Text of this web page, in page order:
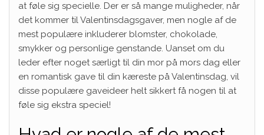
at føle sig specielle. Der er så mange muligheder, når
det kommer til Valentinsdagsgaver, men nogle af de
mest populære inkluderer blomster, chokolade,
smykker og personlige genstande. Uanset om du
leder efter noget særligt til din mor på mors dag eller
en romantisk gave til din kæreste på Valentinsdag, vil
disse populære gaveideer helt sikkert få nogen til at
føle sig ekstra speciel!